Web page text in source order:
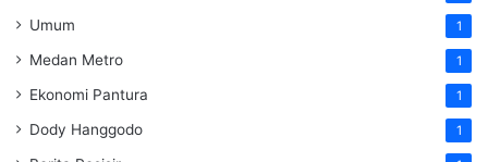
Umum 1
Medan Metro 1
Ekonomi Pantura 1
Dody Hanggodo 1